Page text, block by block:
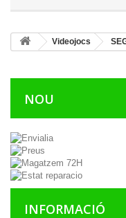
Videojocs
NOU
INFORMACIÓ